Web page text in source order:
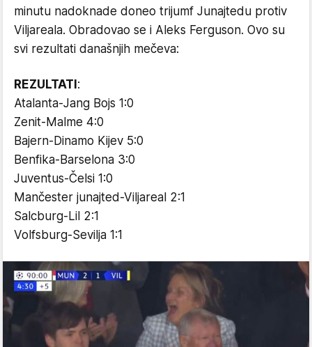
minutu nadoknade doneo trijumf Junajtedu protiv
Viljareala. Obradovao se i Aleks Ferguson. Ovo su
svi rezultati današnjih mečeva:
REZULTATI :
Atalanta-Jang Bojs 1:0
Zenit-Malme 4:0
Bajern-Dinamo Kijev 5:0
Benfika-Barselona 3:0
Juventus-Čelsi 1:0
Mančester junajted-Viljareal 2:1
Salcburg-Lil 2:1
Volfsburg-Sevilja 1:1